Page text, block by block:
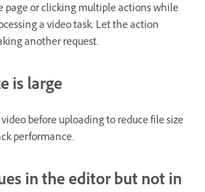
page or clicking multiple actions while
a video task. Let the action
another request.
is large
before uploading to reduce file size
performance.
in the editor but not in